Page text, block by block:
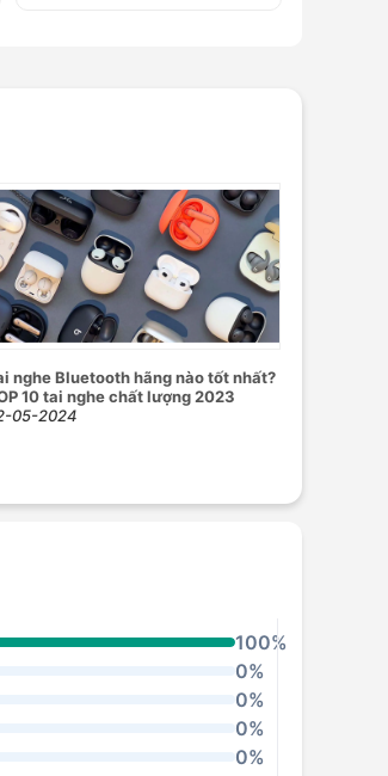
nghe Bluetooth hãng nào tốt nhất?
10 tai nghe chất lượng 2023
05-2024
100%
0%
0%
0%
0%